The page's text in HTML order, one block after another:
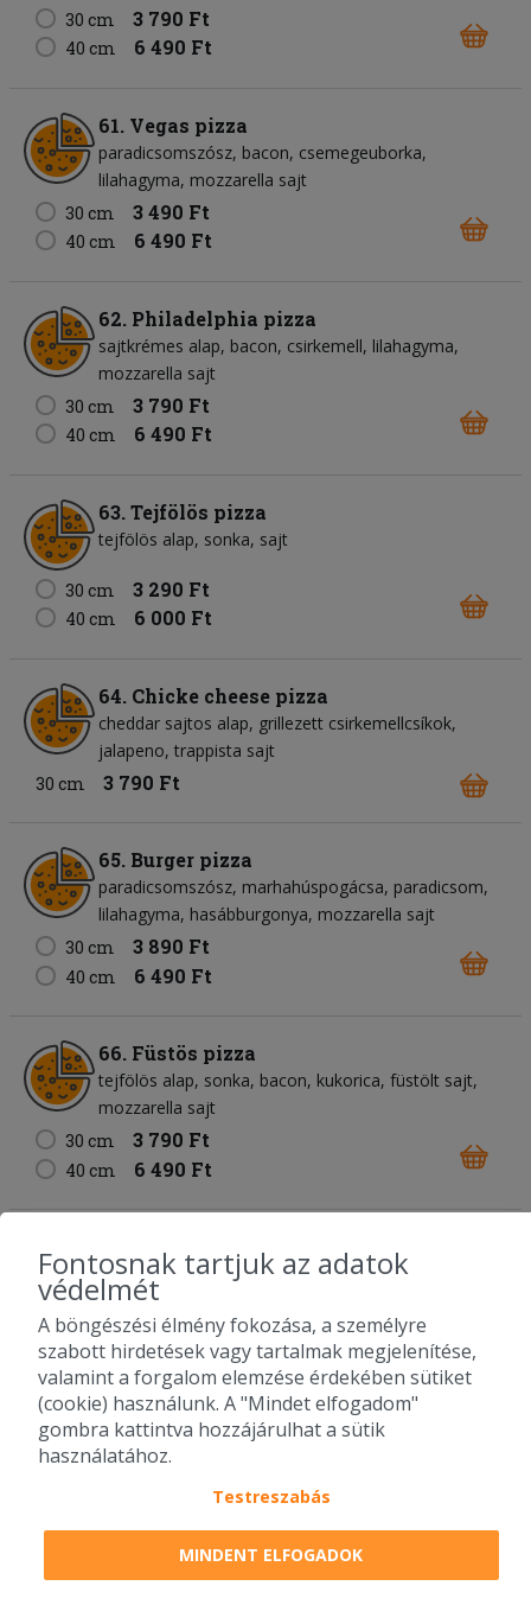
30 cm
3 790 Ft
40 cm 6 490 Ft
61. Vegas pizza
paradicsomszósz bacon csemegeuborka
lilahagyma mozzarella sajt
30 cm
3 490 Ft
40 cm 6 490 Ft
62. Philadelphia pizza
sajtkrémes alap bacon csirkemell lilahagyma
mozzarella sajt
30 cm
3 790 Ft
40 cm 6 490 Ft
63. Tejfölös pizza
tejfölös alap sonka sajt
30 cm 3 290 Ft
40 cm 6 000 Ft
64. Chicke cheese pizza
cheddar sajtos alap grillezett csirkemellcsíkok
jalapeno trappista sajt
30 cm
3 790 Ft
65. Burger pizza
paradicsomszósz marhahúspogácsa paradicsom
lilahagyma hasábburgonya mozzarella sajt
30 cm
3 890 Ft
40 cm 6 490 Ft
66. Füstös pizza
tejfölös alap sonka bacon kukorica füstölt sajt
mozzarella sajt
30 cm
3 790 Ft
40 cm 6 490 Ft
67. Carbonara pizza
fokhagymás-tejfölös alap sonka bacon
füstölt sajt
30 cm
3 890 Ft
40 cm 6 490 Ft
68. Füstös BBQ pizza
BBQ alap
mozzarella sajt
30 cm
3 790 Ft
6 490 Ft
Fontosnak tartjuk az adatok
védelmét
A böngészési élmény fokozása, a személyre
szabott hirdetések vagy tartalmak megjelenítése,
valamint a forgalom elemzése érdekében sütiket
(cookie) használunk. A "Mindet elfogadom"
gombra kattintva hozzájárulhat a sütik
használatához.
Testreszabás
MINDENT ELFOGADOK